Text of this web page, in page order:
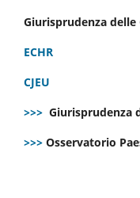
Giurisprudenza
ECHR
CJEU
>>> Giurisprudenza
>>> Osservatorio